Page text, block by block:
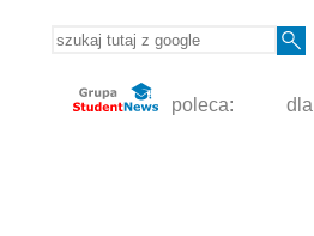
poleca: